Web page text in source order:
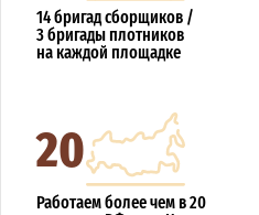
14 бригад сборщиков /
3 бригады плотников
на каждой площадке
20
Работаем более чем в 20